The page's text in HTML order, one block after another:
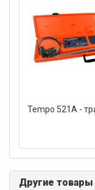
Tempo 521A -
Другие товары